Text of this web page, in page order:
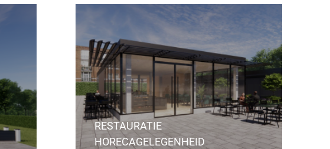
RESTAURATIE
HORECAGELEGENHEID